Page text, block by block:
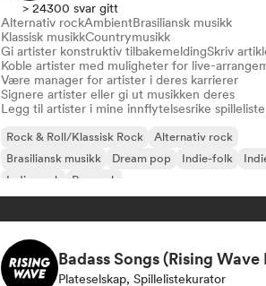
> 24300 svar gitt
Alternativ rockAmbientBrasiliansk musikk
Klassisk musikkCountrymusikk
Gi artister konstruktiv tilbakemeldingSkriv
Koble artister med muligheter for live-
Være manager for artister i deres karrierer
Signere artister eller gi ut musikken deres
Legg til artister i mine innflytelsesrike
Rock & Roll/Klassisk Rock
Alternativ rock
Brasiliansk musikk
Dream pop Indie-folk
Indie-rock
Poprock
Plateselskap, Spillelistekurator